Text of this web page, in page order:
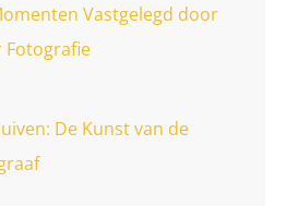
Vastgelegd door
Fotografie
De Kunst van de